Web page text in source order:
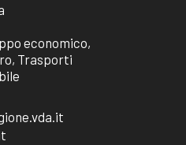
economico,
Trasporti